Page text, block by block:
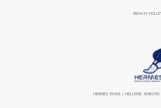
BEACH
HERMES TEAM | HELLENIC